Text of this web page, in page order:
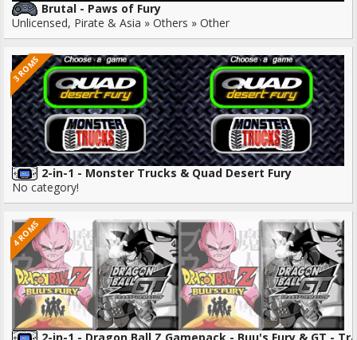
Brutal - Paws of Fury
Unlicensed, Pirate & Asia » Others » Other
3 ROMS
2-in-1 - Monster Trucks & Quad Desert Fury
No category!
4 ROMS